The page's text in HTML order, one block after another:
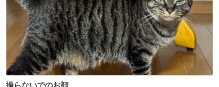
ト
数
数
撮らないでのお顔